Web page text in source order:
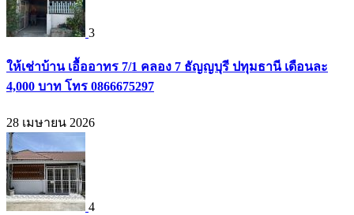
3
ให้เช่าบ้าน เอื้ออาทร 7/1 คลอง 7 ธัญญบุรี ปทุมธานี เดือนละ
4,000 บาท โทร 0866675297
28 เมษายน 2026
4